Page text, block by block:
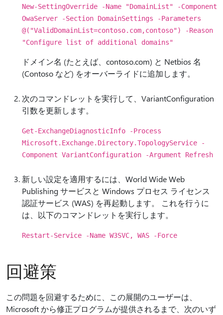
New-SettingOverride -Name "DomainList" -Component
OwaServer -Section DomainSettings -Parameters
@("ValidDomainList=contoso.com,contoso") -Reason
"Configure list of additional domains"
ドメイン名 (たとえば、contoso.com) と Netbios 名
(Contoso など) をオーバーライドに追加します。
次のコマンドレットを実行して、VariantConfiguration
引数を更新します。
Get-ExchangeDiagnosticInfo -Process
Microsoft.Exchange.Directory.TopologyService -
Component VariantConfiguration -Argument Refresh
新しい設定を適用するには、World Wide Web
Publishing サービスと Windows プロセス ライセンス
認証サービス (WAS) を再起動します。 これを行うに
は、以下のコマンドレットを実行します。
Restart-Service -Name W3SVC, WAS -Force
回避策
この問題を回避するために、この展開のユーザーは、
Microsoft から修正プログラムが提供されるまで、次のいず